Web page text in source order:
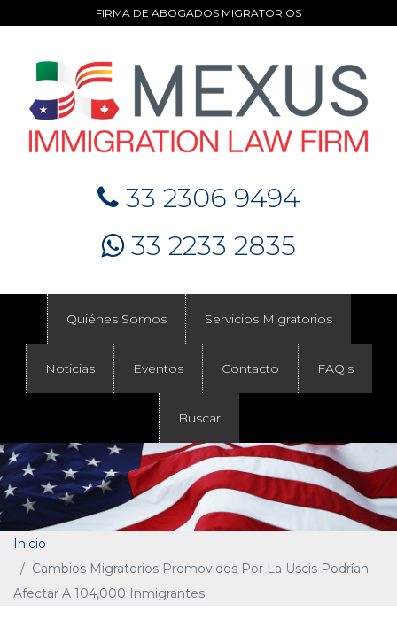
FIRMA DE ABOGADOS MIGRATORIOS
33 2306 9494
33 2233 2835
Quiénes Somos Servicios Migratorios
Noticias Eventos Contacto FAQ's
Buscar
Inicio
Cambios Migratorios Promovidos Por La Uscis Podrían
Afectar A 104,000 Inmigrantes